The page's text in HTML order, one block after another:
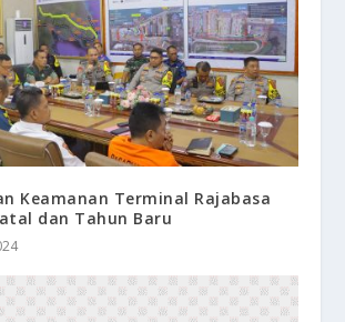
Keamanan Terminal Rajabasa
dan Tahun Baru